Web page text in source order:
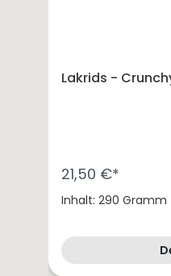
Lakrids -
21,50 €*
Inhalt: 290 Gramm